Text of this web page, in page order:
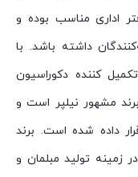
اداری مناسب بوده و
داشته باشد. با
کننده دکوراسیون
مشهور نیلپر است و
داده شده است. برند
زمینه تولید مبلمان و